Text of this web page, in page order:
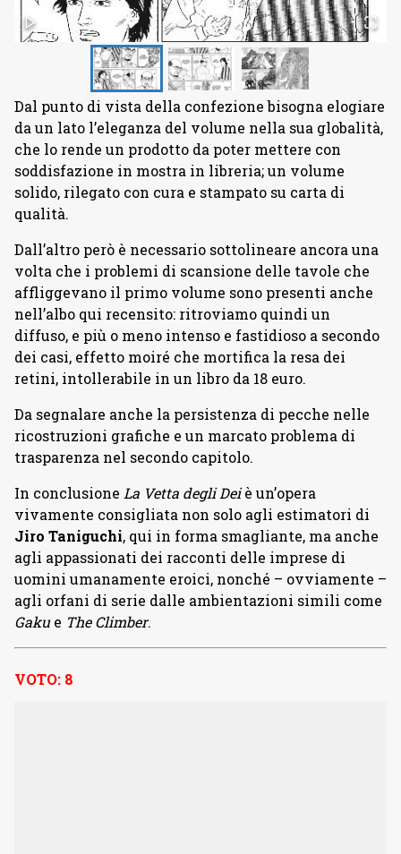
Dal punto di vista della confezione bisogna elogiare
da un lato l’eleganza del volume nella sua globalità,
che lo rende un prodotto da poter mettere con
soddisfazione in mostra in libreria; un volume
solido, rilegato con cura e stampato su carta di
qualità.
Dall’altro però è necessario sottolineare ancora una
volta che i problemi di scansione delle tavole che
affliggevano il primo volume sono presenti anche
nell’albo qui recensito: ritroviamo quindi un
diffuso, e più o meno intenso e fastidioso a secondo
dei casi, effetto moiré che mortifica la resa dei
retini, intollerabile in un libro da 18 euro.
Da segnalare anche la persistenza di pecche nelle
ricostruzioni grafiche e un marcato problema di
trasparenza nel secondo capitolo.
In conclusione La Vetta degli Deiè un’opera
vivamente consigliata non solo agli estimatori di
Jiro Taniguchi, qui in forma smagliante, ma anche
agli appassionati dei racconti delle imprese di
uomini umanamente eroici, nonché – ovviamente –
agli orfani di serie dalle ambientazioni simili come
Gakue The Climber.
VOTO: 8